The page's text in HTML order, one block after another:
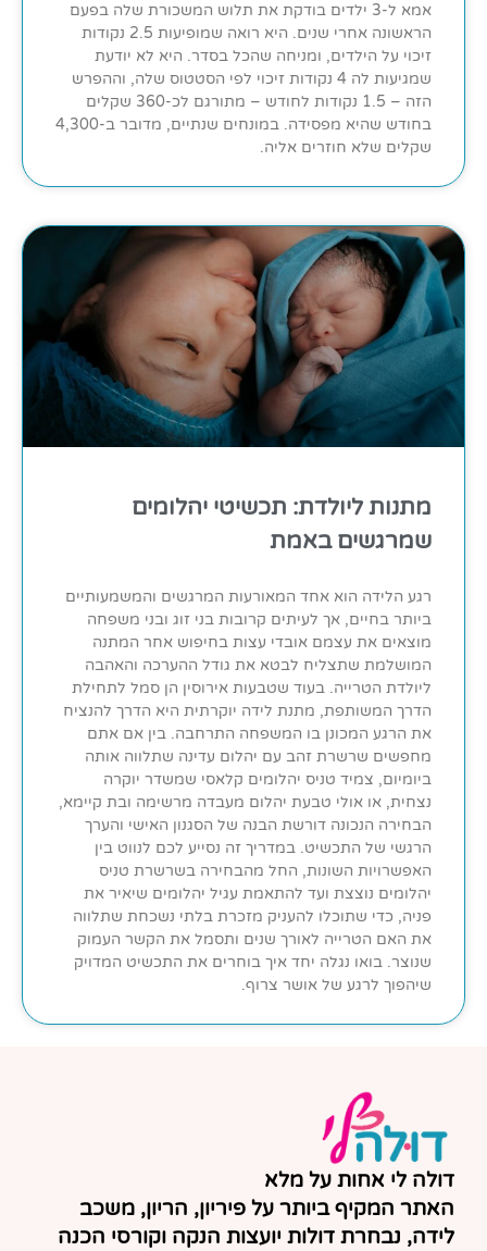
אמא ל-3 ילדים בודקת את תלוש המשכורת שלה בפעם
הראשונה אחרי שנים. היא רואה שמופיעות 2.5 נקודות
זיכוי על הילדים, ומניחה שהכל בסדר. היא לא יודעת
שמגיעות לה 4 נקודות זיכוי לפי הסטטוס שלה, וההפרש
הזה – 1.5 נקודות לחודש – מתורגם לכ-360 שקלים
בחודש שהיא מפסידה. במונחים שנתיים, מדובר ב-4,300
שקלים שלא חוזרים אליה.
מתנות ליולדת: תכשיטי יהלומים
שמרגשים באמת
רגע הלידה הוא אחד המאורעות המרגשים והמשמעותיים
ביותר בחיים, אך לעיתים קרובות בני זוג ובני משפחה
מוצאים את עצמם אובדי עצות בחיפוש אחר המתנה
המושלמת שתצליח לבטא את גודל ההערכה והאהבה
ליולדת הטרייה. בעוד שטבעות אירוסין הן סמל לתחילת
הדרך המשותפת, מתנת לידה יוקרתית היא הדרך להנציח
את הרגע המכונן בו המשפחה התרחבה. בין אם אתם
מחפשים שרשרת זהב עם יהלום עדינה שתלווה אותה
ביומיום, צמיד טניס יהלומים קלאסי שמשדר יוקרה
נצחית, או אולי טבעת יהלום מעבדה מרשימה ובת קיימא,
הבחירה הנכונה דורשת הבנה של הסגנון האישי והערך
הרגשי של התכשיט. במדריך זה נסייע לכם לנווט בין
האפשרויות השונות, החל מהבחירה בשרשרת טניס
יהלומים נוצצת ועד להתאמת עגיל יהלומים שיאיר את
פניה, כדי שתוכלו להעניק מזכרת בלתי נשכחת שתלווה
את האם הטרייה לאורך שנים ותסמל את הקשר העמוק
שנוצר. בואו נגלה יחד איך בוחרים את התכשיט המדויק
שיהפוך לרגע של אושר צרוף.
דולה לי אחות על מלא
האתר המקיף ביותר על פיריון, הריון, משכב
לידה, נבחרת דולות יועצות הנקה וקורסי הכנה